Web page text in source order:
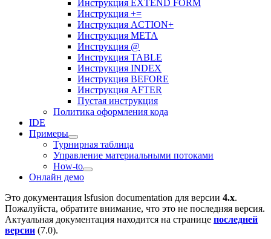
Инструкция EXTEND FORM
Инструкция +=
Инструкция ACTION+
Инструкция META
Инструкция @
Инструкция TABLE
Инструкция INDEX
Инструкция BEFORE
Инструкция AFTER
Пустая инструкция
Политика оформления кода
IDE
Примеры
Турнирная таблица
Управление материальными потоками
How-to
Онлайн демо
Это документация lsfusion documentation для версии 4.x.
Пожалуйста, обратите внимание, что это не последняя версия.
Актуальная документация находится на странице последней
версии (7.0).